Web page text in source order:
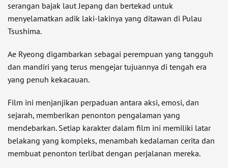
serangan bajak laut Jepang dan bertekad untuk
menyelamatkan adik laki-lakinya yang ditawan di Pulau
Tsushima.
Ae Ryeong digambarkan sebagai perempuan yang tangguh
dan mandiri yang terus mengejar tujuannya di tengah era
yang penuh kekacauan.
Film ini menjanjikan perpaduan antara aksi, emosi, dan
sejarah, memberikan penonton pengalaman yang
mendebarkan. Setiap karakter dalam film ini memiliki latar
belakang yang kompleks, menambah kedalaman cerita dan
membuat penonton terlibat dengan perjalanan mereka.